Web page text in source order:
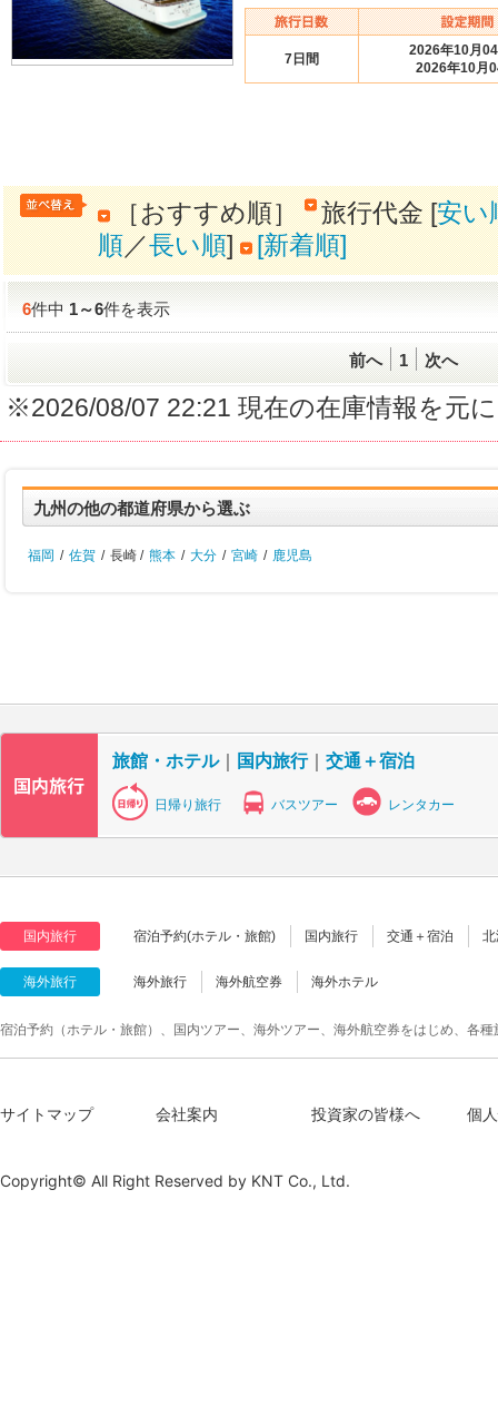
7日間
2026年10月
2026年10月
［おすすめ順］ 旅行代金 [安い
順／長い順] [新着順]
6件中1～6件を表示
前へ 1 次へ
※2026/08/07 22:21 現在の在庫情報を元
九州の他の都道府県から選ぶ
福岡 / 佐賀 / 長崎 / 熊本 / 大分 / 宮崎 / 鹿児島
旅館・ホテル｜ 国内旅行｜ 交通＋宿泊
日帰り旅行 バスツアー レンタカー
国内旅行 宿泊予約(ホテル・旅館) 国内旅行 交通＋宿泊
海外旅行 海外旅行 海外航空券 海外ホテル
宿泊予約（ホテル・旅館）、国内ツアー、海外ツアー、海外航空券をはじめ、各
サイトマップ 会社案内 投資家の皆様へ 個
Copyright© All Right Reserved by KNT Co., Ltd.